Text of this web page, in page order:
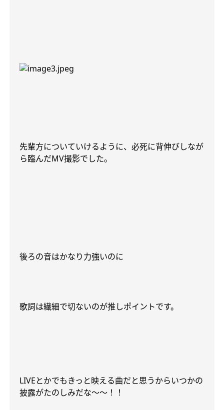
先輩方についていけるように、必死に背伸びしなが
ら臨んだMV撮影でした。
後ろの音はかなり力強いのに
歌詞は繊細で切ないのが推しポイントです。
LIVEとかでもきっと映える曲だと思うからいつかの
披露がたのしみだな〜〜！！